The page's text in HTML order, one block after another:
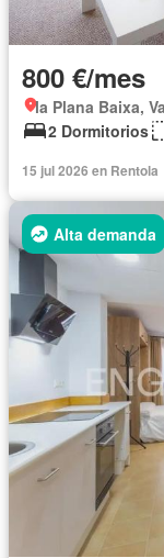
800 €/mes
la Plana Baixa,
2 Dormitorios
15 jul 2026 en Rentola
Alta demanda